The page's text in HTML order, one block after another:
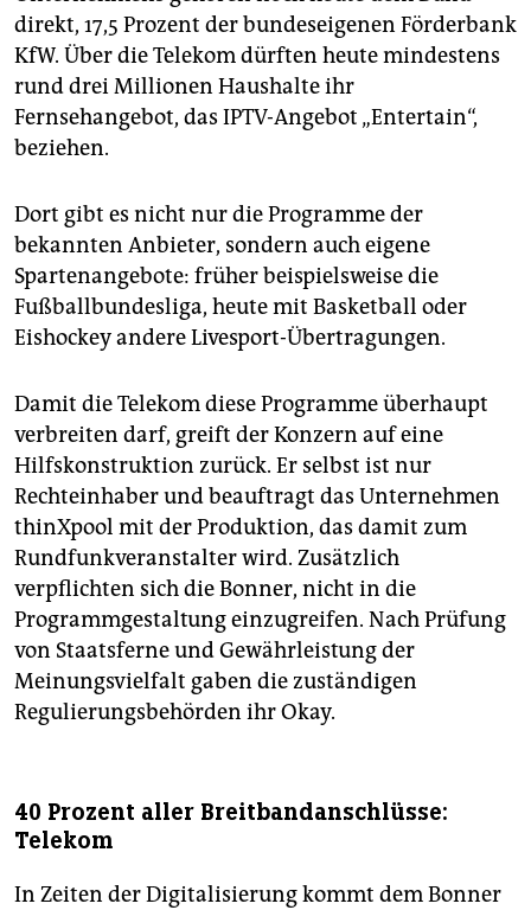
direkt, 17,5 Prozent der bundeseigenen Förderbank
KfW. Über die Telekom dürften heute mindestens
rund drei Millionen Haushalte ihr
Fernsehangebot, das IPTV-Angebot „Entertain“,
beziehen.
Dort gibt es nicht nur die Programme der
bekannten Anbieter, sondern auch eigene
Spartenangebote: früher beispielsweise die
Fußballbundesliga, heute mit Basketball oder
Eishockey andere Livesport-Übertragungen.
Damit die Telekom diese Programme überhaupt
verbreiten darf, greift der Konzern auf eine
Hilfskonstruktion zurück. Er selbst ist nur
Rechteinhaber und beauftragt das Unternehmen
thinXpool mit der Produktion, das damit zum
Rundfunkveranstalter wird. Zusätzlich
verpflichten sich die Bonner, nicht in die
Programmgestaltung einzugreifen. Nach Prüfung
von Staatsferne und Gewährleistung der
Meinungsvielfalt gaben die zuständigen
Regulierungsbehörden ihr Okay.
40 Prozent aller Breitbandanschlüsse:
Telekom
In Zeiten der Digitalisierung kommt dem Bonner